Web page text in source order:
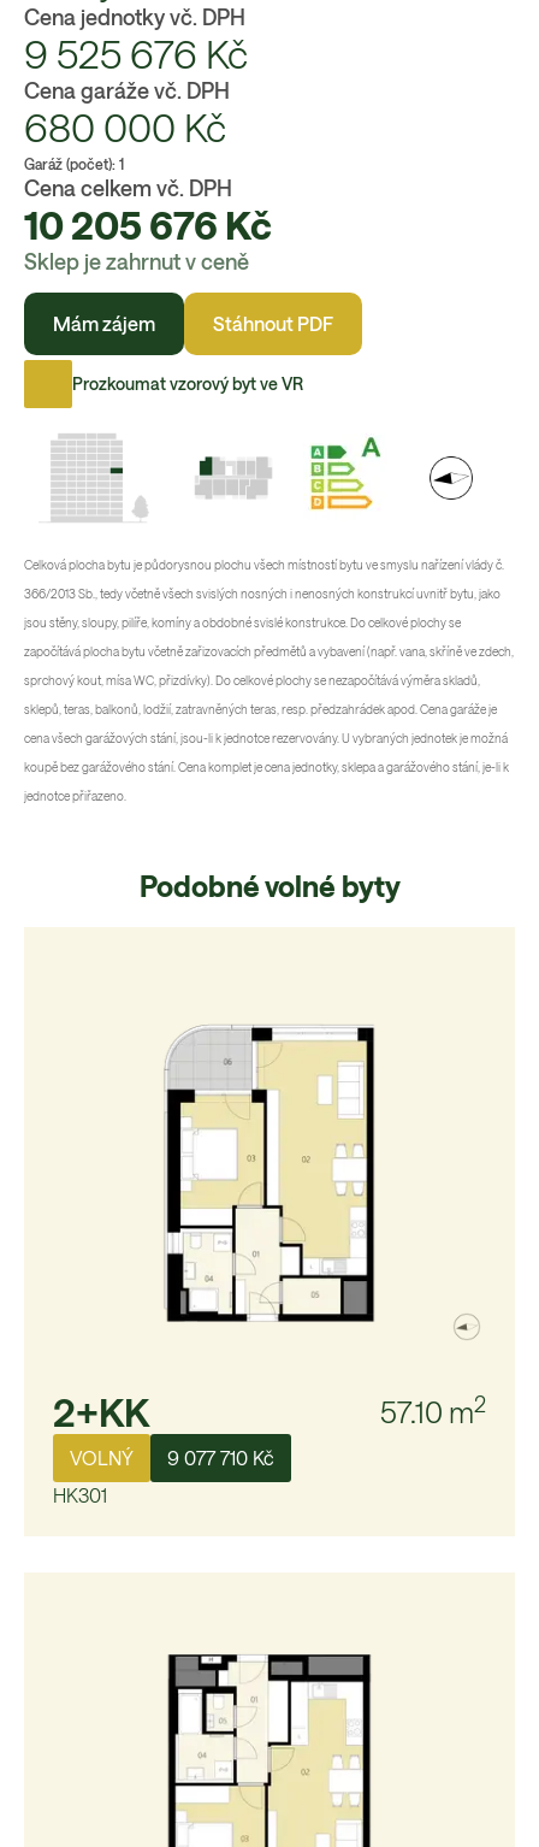
Cena jednotky vč. DPH
9 525 676 Kč
Cena garáže vč. DPH
680 000 Kč
Garáž (počet): 1
Cena celkem vč. DPH
10 205 676 Kč
Sklep je zahrnut v ceně
Mám zájem Stáhnout PDF
Prozkoumat vzorový byt ve VR
Celková plocha bytu je půdorysnou plochu všech místností bytu ve smyslu nařízení vlády č.
366/2013 Sb., tedy včetně všech svislých nosných i nenosných konstrukcí uvnitř bytu, jako
jsou stěny, sloupy, pilíře, komíny a obdobné svislé konstrukce. Do celkové plochy se
započítává plocha bytu včetně zařizovacích předmětů a vybavení (např. vana, skříně ve zdech,
sprchový kout, mísa WC, přizdívky). Do celkové plochy se nezapočítává výměra skladů,
sklepů, teras, balkonů, lodžií, zatravněných teras, resp. předzahrádek apod. Cena garáže je
cena všech garážových stání, jsou-li k jednotce rezervovány. U vybraných jednotek je možná
koupě bez garážového stání. Cena komplet je cena jednotky, sklepa a garážového stání, je-li k
jednotce přiřazeno.
Podobné volné byty
2+KK 57.10 m2
VOLNÝ
9 077 710 Kč
HK301